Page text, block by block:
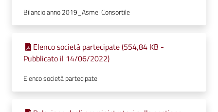
Bilancio anno 2019_Asmel Consortile
Elenco società partecipate (554,84 KB -
Pubblicato il 14/06/2022)
Elenco società partecipate